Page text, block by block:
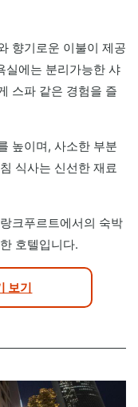
향기로운 이불이 제공
실에는 분리가능한 샤
스파 같은 경험을 즐
높이며, 사소한 부분
식사는 신선한 재료
크푸르트에서의 숙박
호텔입니다.
보기